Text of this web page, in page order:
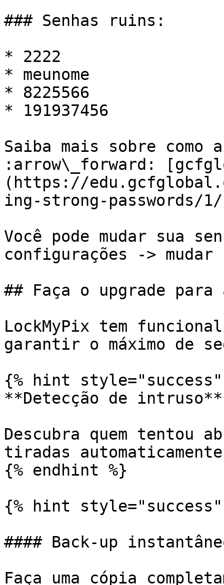
### Senhas ruins:
* 2222
* meunome
* 8225566
* 191937456
Saiba mais sobre como
:arrow\_forward:
(https://
ing-strong-passwords/
Você pode mudar sua
configurações -> mudar
## Faça o upgrade para
LockMyPix tem
garantir o máximo de
{% hint style="success"
**Detecção de intruso**
Descubra quem tentou
tiradas
{% endhint %}
{% hint style="success"
#### Back-up
Faça uma cópia